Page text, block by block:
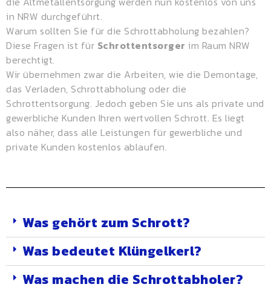
in NRW durchgeführt.
Warum sollten Sie für die Schrottabholung bezahlen?
Diese Fragen ist für Schrottentsorger im Raum NRW
berechtigt.
Wir übernehmen zwar die Arbeiten, wie die Demontage,
das Verladen, Schrottabholung oder die
Schrottentsorgung. Jedoch geben Sie uns als private und
gewerbliche Kunden Ihren wertvollen Schrott. Es liegt
also näher, dass alle Leistungen für gewerbliche und
private Kunden kostenlos ablaufen.
Was gehört zum Schrott?
Was bedeutet Klüngelkerl?
Was machen die Schrottabholer?